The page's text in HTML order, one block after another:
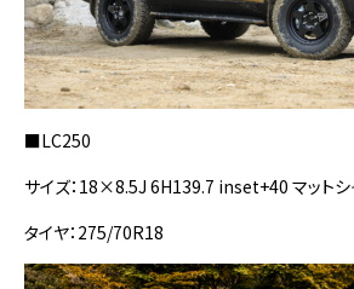
■LC250
サイズ：18×8.5J 6H139.7 inset+40 マットシ
タイヤ：275/70R18